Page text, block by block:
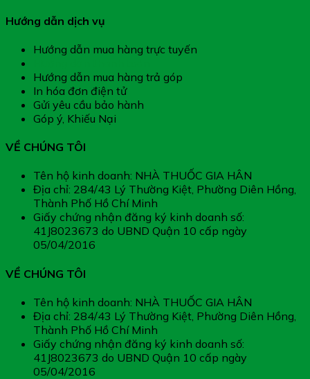
Hướng dẫn dịch vụ
Hướng dẫn mua hàng trực tuyến
Hướng dẫn mua hàng trả góp
In hóa đơn điện tử
Gửi yêu cầu bảo hành
Góp ý, Khiếu Nại
VỀ CHÚNG TÔI
Tên hộ kinh doanh: NHÀ THUỐC GIA HÂN
Địa chỉ: 284/43 Lý Thường Kiệt, Phường Diên Hồng,
Thành Phố Hồ Chí Minh
Giấy chứng nhận đăng ký kinh doanh số:
41J8023673 do UBND Quận 10 cấp ngày
05/04/2016
VỀ CHÚNG TÔI
Tên hộ kinh doanh: NHÀ THUỐC GIA HÂN
Địa chỉ: 284/43 Lý Thường Kiệt, Phường Diên Hồng,
Thành Phố Hồ Chí Minh
Giấy chứng nhận đăng ký kinh doanh số:
41J8023673 do UBND Quận 10 cấp ngày
05/04/2016